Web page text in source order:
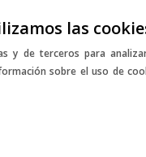
las
y de terceros para
sobre el uso de
Culture Late
web